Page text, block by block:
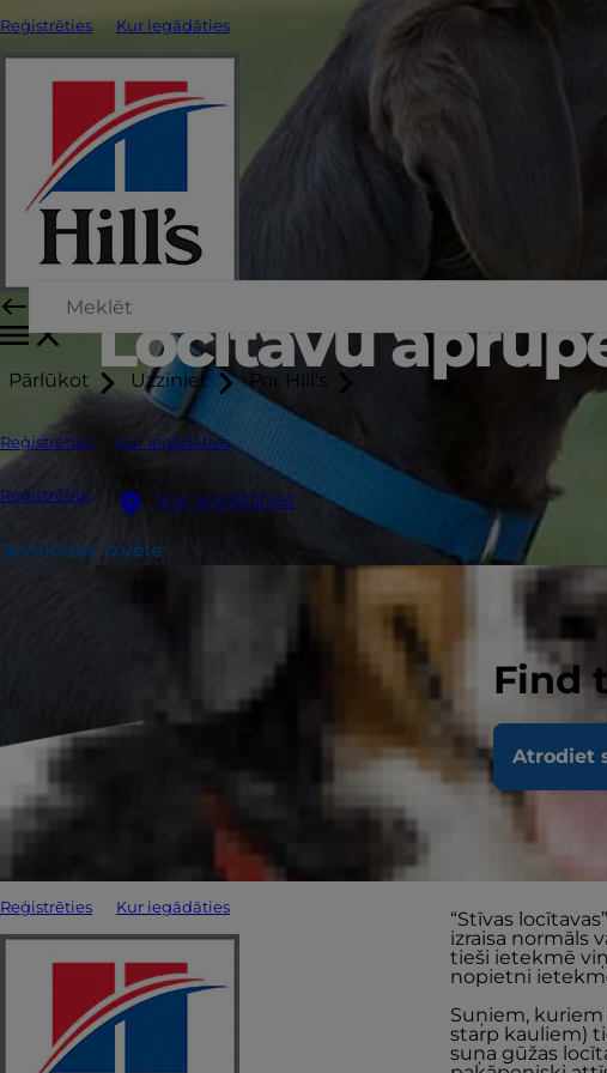
Reģistrēties Kur iegādāties
Pārlūkot Uzziniet Par Hill's
Reģistrēties Kur iegādāties
Reģistrēties Kur iegādāties
Valodas izvēle
Find
Atrodiet
Reģistrēties Kur iegādāties
Locītavu
Vai
“Stīvas
izraisa normāls
tieši ietekmē
nopietni
Suņiem, kuriem
starp kauliem)
suņa gūžas